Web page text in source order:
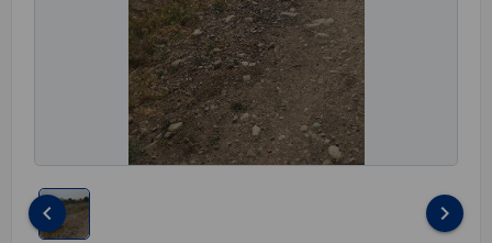
keyboard_arrow_left keyboard_arrow_right